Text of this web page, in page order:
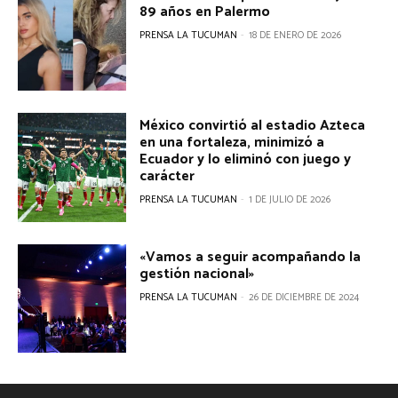
89 años en Palermo
PRENSA LA TUCUMAN - 18 DE ENERO DE 2026
México convirtió al estadio Azteca
en una fortaleza, minimizó a
Ecuador y lo eliminó con juego y
carácter
PRENSA LA TUCUMAN - 1 DE JULIO DE 2026
«Vamos a seguir acompañando la
gestión nacional»
PRENSA LA TUCUMAN - 26 DE DICIEMBRE DE 2024